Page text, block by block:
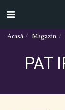
Acasă Magazin
PAT